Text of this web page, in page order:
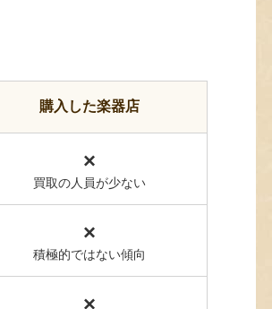
購入した楽器店
×
買取の人員が少ない
×
積極的ではない傾向
×